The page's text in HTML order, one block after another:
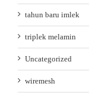
tahun baru imlek
triplek melamin
Uncategorized
wiremesh